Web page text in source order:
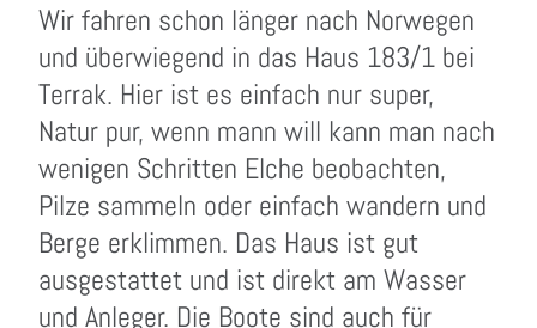
Wir fahren schon länger nach Norwegen
und überwiegend in das Haus 183/1 bei
Terrak. Hier ist es einfach nur super,
Natur pur, wenn mann will kann man nach
wenigen Schritten Elche beobachten,
Pilze sammeln oder einfach wandern und
Berge erklimmen. Das Haus ist gut
ausgestattet und ist direkt am Wasser
und Anleger. Die Boote sind auch für